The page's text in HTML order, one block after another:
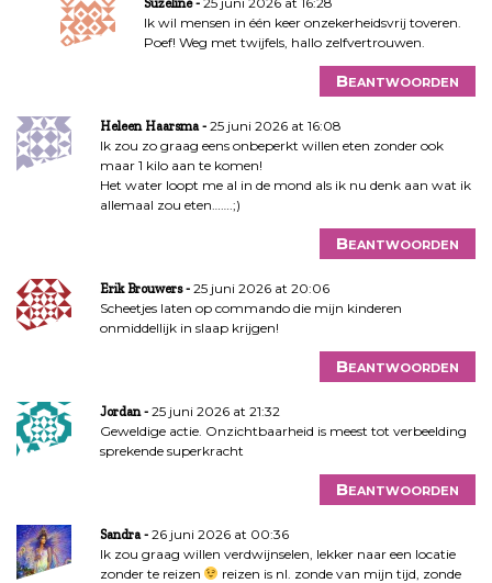
Ik wil mensen in één keer onzekerheidsvrij toveren.
Poef! Weg met twijfels, hallo zelfvertrouwen.
Beantwoorden
Heleen Haarsma
25 juni 2026 at 16:08
Ik zou zo graag eens onbeperkt willen eten zonder ook
maar 1 kilo aan te komen!
Het water loopt me al in de mond als ik nu denk aan wat ik
allemaal zou eten…….;)
Beantwoorden
Erik Brouwers
25 juni 2026 at 20:06
Scheetjes laten op commando die mijn kinderen
onmiddellijk in slaap krijgen!
Beantwoorden
Jordan
25 juni 2026 at 21:32
Geweldige actie. Onzichtbaarheid is meest tot verbeelding
sprekende superkracht
Beantwoorden
Sandra
26 juni 2026 at 00:36
Ik zou graag willen verdwijnselen, lekker naar een locatie
zonder te reizen
reizen is nl. zonde van mijn tijd, zonde